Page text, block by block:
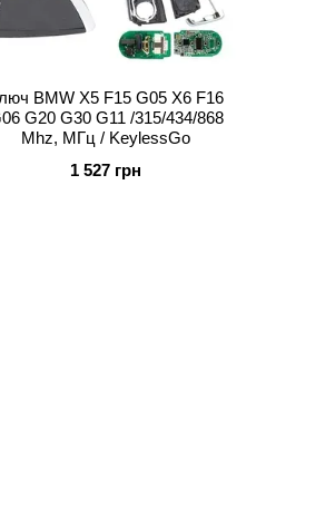
BMW X5 F15 G05 X6 F16
G20 G30 G11 /315/434/868
Mhz, МГц / KeylessGo
1 527 грн